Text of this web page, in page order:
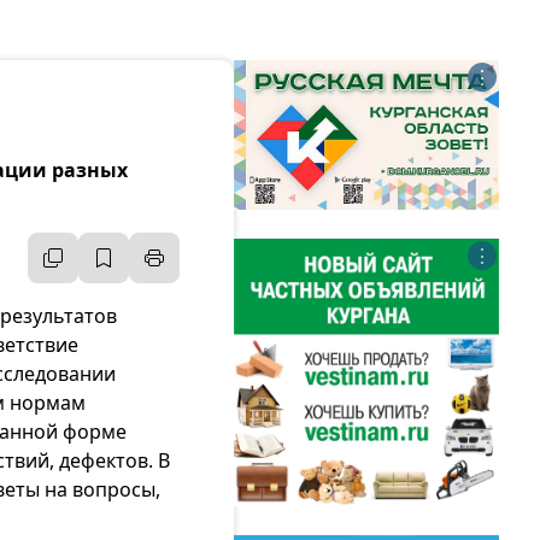
разных
нормам
форме
дефектов. В
на вопросы,
⋮
⋮